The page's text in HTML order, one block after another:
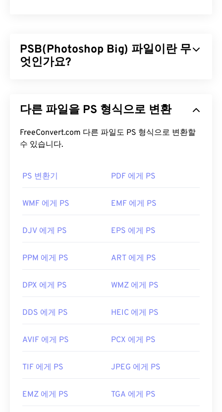
PSB(Photoshop Big) 파일이란 무
엇인가요?
다릅니다. 2GB가 넘는 Photoshop 파일은 PSB로 저
저장할 수 있는 반면, PSD 파일은 3만 픽셀로 제한됩
니다. PSB는 PSD와 동일한 Photoshop 기능을 모두
Adobe Photoshop입니다. 또한 PSB 파일을 GIF,
JPG, EPS, PNG 등 다른 파일 형식으로 변환하는 데
JPG또는PSB-PDF
변환 프로그램을 사용하면
수 있습니다.
개발자:Adobe Inc.
최초 출시:1990년 2월 19일
https://www.adobe.com/devnet-
다른 파일을 PS 형식으로 변환
FreeConvert.com 다른 파일도 PS 형식으로 변환할
수 있습니다.
PS 변환기 PDF 에게 PS
WMF 에게 PS EMF 에게 PS
DJV 에게 PS EPS 에게 PS
PPM 에게 PS ART 에게 PS
DPX 에게 PS WMZ 에게 PS
DDS 에게 PS HEIC 에게 PS
AVIF 에게 PS PCX 에게 PS
TIF 에게 PS JPEG 에게 PS
EMZ 에게 PS TGA 에게 PS